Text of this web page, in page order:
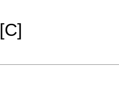
[C]